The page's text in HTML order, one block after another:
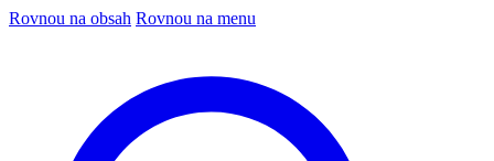
Rovnou na obsah Rovnou na menu